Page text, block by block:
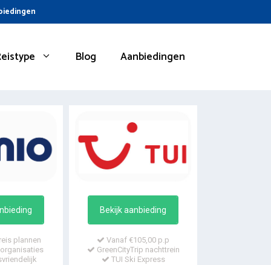
Blog Aanbiedingen
plannen
Bekijk aanbieding
Vanaf €105,00 p.p
GreenCityTrip nachttrein
TUI Ski Express